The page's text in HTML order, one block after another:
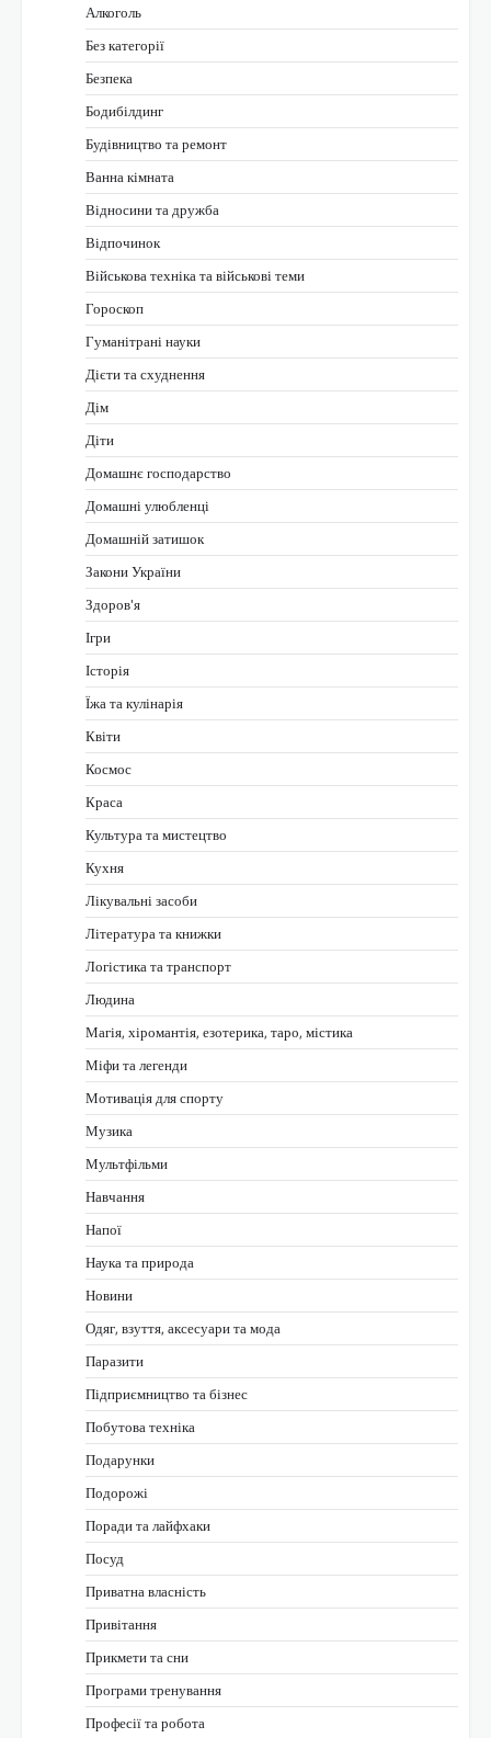
Алкоголь
Без категорії
Безпека
Бодибілдинг
Будівництво та ремонт
Ванна кімната
Відносини та дружба
Відпочинок
Військова техніка та військові теми
Гороскоп
Гуманітрані науки
Дієти та схуднення
Дім
Діти
Домашнє господарство
Домашні улюбленці
Домашній затишок
Закони України
Здоров'я
Ігри
Історія
Їжа та кулінарія
Квіти
Космос
Краса
Культура та мистецтво
Кухня
Лікувальні засоби
Література та книжки
Логістика та транспорт
Людина
Магія, хіромантія, езотерика, таро, містика
Міфи та легенди
Мотивація для спорту
Музика
Мультфільми
Навчання
Напої
Наука та природа
Новини
Одяг, взуття, аксесуари та мода
Паразити
Підприємництво та бізнес
Побутова техніка
Подарунки
Подорожі
Поради та лайфхаки
Посуд
Приватна власність
Привітання
Прикмети та сни
Програми тренування
Професії та робота